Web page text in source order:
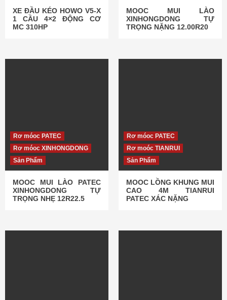
XE ĐẦU KÉO HOWO V5-X
1 CẦU 4×2 ĐỘNG CƠ
MC 310HP
MOOC MUI LÀO
XINHONGDONG TỰ
TRỌNG NẶNG 12.00R20
Rơ móoc PATEC
Rơ móoc XINHONGDONG
Sản Phẩm
MOOC MUI LÀO PATEC
XINHONGDONG TỰ
TRỌNG NHẸ 12R22.5
Rơ móoc PATEC
Rơ moóc TIANRUI
Sản Phẩm
MOOC LỒNG KHUNG MUI
CAO 4M TIANRUI
PATEC XÁC NẶNG